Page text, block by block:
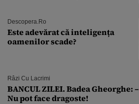
Descopera.ro
Este adevărat că inteligența
oamenilor scade?
Râzi Cu Lacrimi
BANCUL ZILEI. Badea Gheorghe: –
Nu pot face dragoste!